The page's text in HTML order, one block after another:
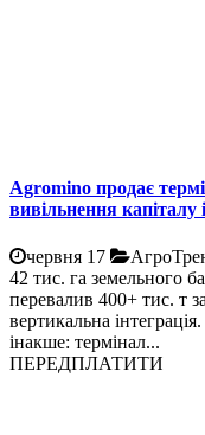
Agromino продає
вивільнення
червня 17
42 тис. га земельного
перевалив 400+ тис. т
вертикальна
інакше: термінал...
ПЕРЕДПЛАТИТИ